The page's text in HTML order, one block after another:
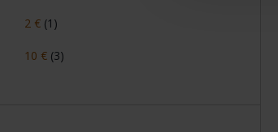
2 € (1)
10 € (3)